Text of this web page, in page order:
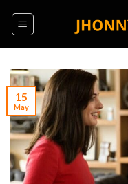
15
May